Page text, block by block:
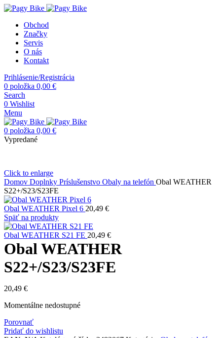
Obchod
Značky
Servis
O nás
Kontakt
Prihlásenie/Registrácia
0 položka 0,00 €
Search
0 Wishlist
Menu
0 položka 0,00 €
Vypredané
Click to enlarge
Domov Doplnky Príslušenstvo Obaly na telefón Obal WEATHER
S22+/S23/S23FE
Obal WEATHER Pixel 6 20,49 €
Späť na produkty
Obal WEATHER S21 FE 20,49 €
Obal WEATHER
S22+/S23/S23FE
20,49 €
Momentálne nedostupné
Porovnať
Pridať do wishlistu